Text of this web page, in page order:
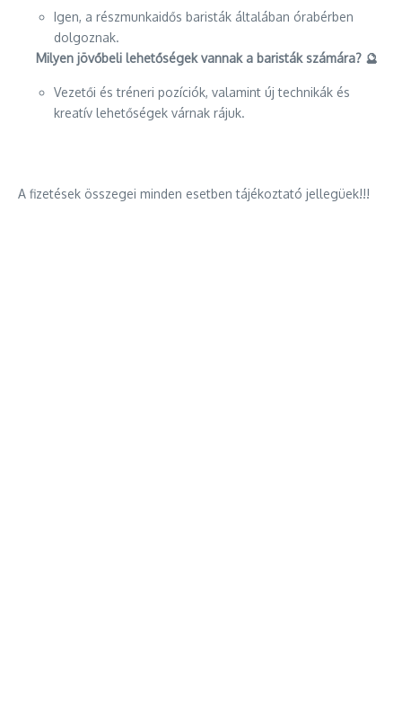
Igen, a részmunkaidős baristák általában órabérben
dolgoznak.
Milyen jövőbeli lehetőségek vannak a baristák számára? 🔮
Vezetői és tréneri pozíciók, valamint új technikák és
kreatív lehetőségek várnak rájuk.
A fizetések összegei minden esetben tájékoztató jellegüek!!!